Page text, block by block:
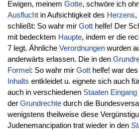
Ewigen, meinem Gotte, schwöre ich
Ausfluchtin Aufsichtigkeit des Herzens,
schließt: So wahr mir Gotthelfe! Der
mit bedecktem Haupte, indem er die
7 legt. Ähnliche Verordnungenwurden
anderwärts erlassen. Die in den
Formel : So wahr mir Gotthelfe! war
Inhalts entkleidet u. eignete sich auch
auch in verschiedenen Staaten Eingang
der Grundrechtedurch die
wenigstens theilweise diese
Judenemancipation trat wieder in den